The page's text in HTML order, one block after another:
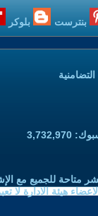
بنترست بلوكر
متاحة للجميع مع
هيئة الادارة لا